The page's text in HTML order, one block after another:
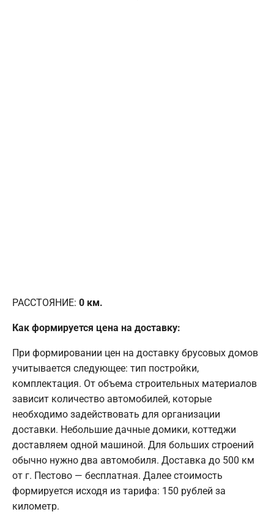
РАССТОЯНИЕ: 0 км.
Как формируется цена на доставку:
При формировании цен на доставку брусовых домов
учитывается следующее: тип постройки,
комплектация. От объема строительных материалов
зависит количество автомобилей, которые
необходимо задействовать для организации
доставки. Небольшие дачные домики, коттеджи
доставляем одной машиной. Для больших строений
обычно нужно два автомобиля. Доставка до 500 км
от г. Пестово — бесплатная. Далее стоимость
формируется исходя из тарифа: 150 рублей за
километр.